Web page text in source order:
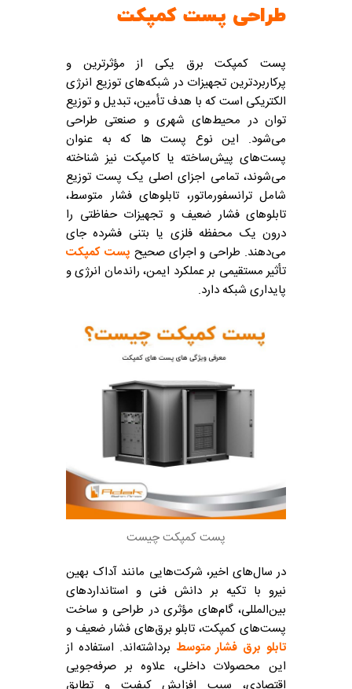
طراحی پست کمپکت
پست کمپکت برق یکی از مؤثرترین و
پرکاربردترین تجهیزات در شبکه‌های توزیع انرژی
الکتریکی است که با هدف تأمین، تبدیل و توزیع
توان در محیط‌های شهری و صنعتی طراحی
می‌شود. این نوع پست‌ ها که به عنوان
پست‌های پیش‌ساخته یا کامپکت نیز شناخته
می‌شوند، تمامی اجزای اصلی یک پست توزیع
شامل ترانسفورماتور، تابلوهای فشار متوسط،
تابلوهای فشار ضعیف و تجهیزات حفاظتی را
درون یک محفظه فلزی یا بتنی فشرده جای
می‌دهند. طراحی و اجرای صحیح پست کمپکت
تأثیر مستقیمی بر عملکرد ایمن، راندمان انرژی و
پایداری شبکه دارد.
پست کمپکت چیست
در سال‌های اخیر، شرکت‌هایی مانند آداک بهین
نیرو با تکیه بر دانش فنی و استانداردهای
بین‌المللی، گام‌های مؤثری در طراحی و ساخت
پست‌های کمپکت، تابلو برق‌های فشار ضعیف و
تابلو برق فشار متوسط برداشته‌اند. استفاده از
این محصولات داخلی، علاوه بر صرفه‌جویی